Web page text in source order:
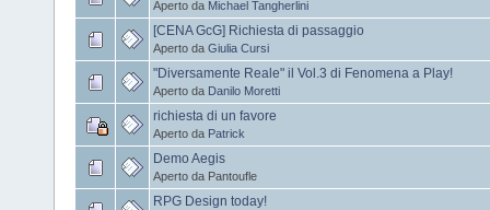
Aperto da Michael Tangherlini
[CENA GcG] Richiesta di passaggio
Aperto da Giulia Cursi
"Diversamente Reale" il Vol.3 di Fenomena a Play!
Aperto da Danilo Moretti
richiesta di un favore
Aperto da Patrick
Demo Aegis
Aperto da Pantoufle
RPG Design today!